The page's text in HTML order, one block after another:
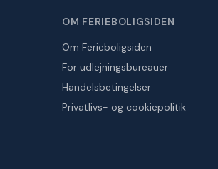
OM FERIEBOLIGSIDEN
Om Ferieboligsiden
For udlejningsbureauer
Handelsbetingelser
Privatlivs- og cookiepolitik